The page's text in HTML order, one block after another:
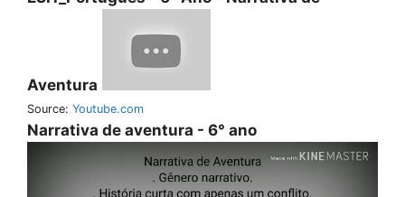
Aventura
Source: Youtube.com
Narrativa de aventura - 6° ano